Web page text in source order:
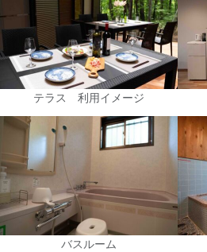
テラス 利用イメージ
バスルーム